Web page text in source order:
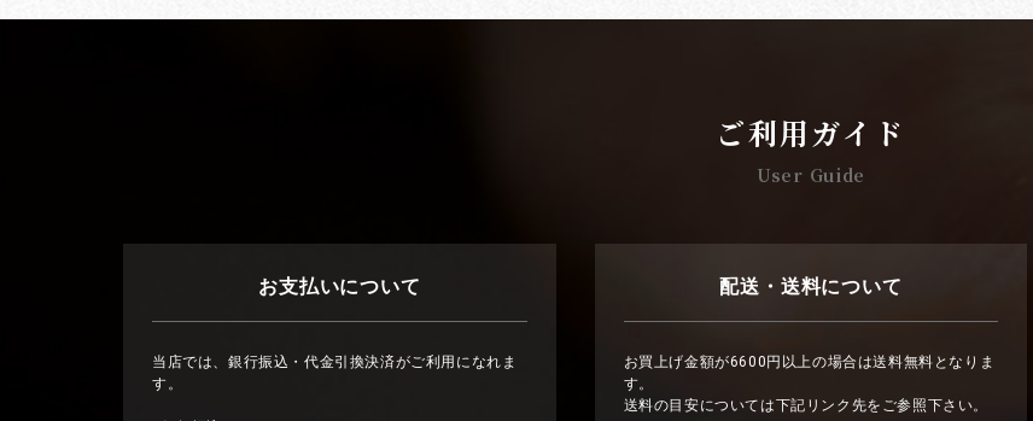
ご利用ガイド
User Guide
お支払いについて
当店では、銀行振込・代金引換決済がご利用になれま
す。
配送・送料について
お買上げ金額が6600円以上の場合は送料無料となりま
す。
送料の目安については下記リンク先をご参照下さい。